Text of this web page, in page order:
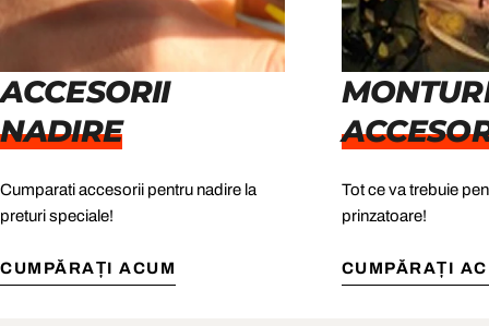
ACCESORII
NADIRE
Cumparati accesorii pentru nadire la
preturi speciale!
CUMPĂRAȚI ACUM
Tot ce va trebuie
prinzatoare!
CUMPĂRAȚI